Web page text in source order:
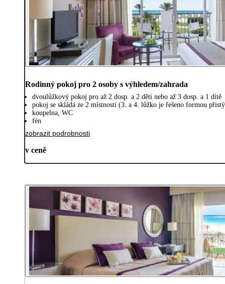
Rodinný pokoj pro 2 osoby s výhledem/zahrada
dvoulůžkový pokoj pro až 2 dosp. a 2 děti nebo až 3 dosp. a 1 dítě
pokoj se skládá ze 2 místností (3. a 4. lůžko je řešeno formou
koupelna, WC
fén
zobrazit podrobnosti
v ceně